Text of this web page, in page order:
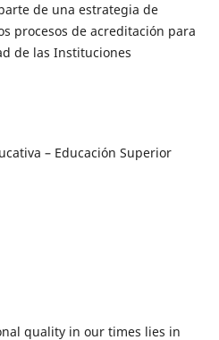
de una estrategia de
procesos de acreditación para
de las Instituciones
– Educación Superior
quality in our times lies in